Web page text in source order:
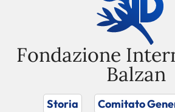
Fondazione
Balzan
Storia
Comitato